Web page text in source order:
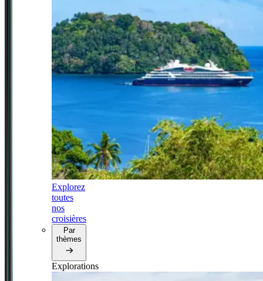
Explorez
toutes
nos
croisières
Par
thèmes
Explorations